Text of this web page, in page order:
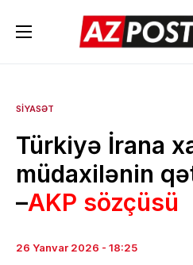
SIYASƏT
Türkiyə İrana
müdaxilənin
–AKP sözçüsü
26 Yanvar 2026 - 18:25